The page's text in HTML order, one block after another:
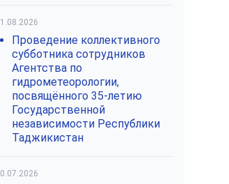
Проведение коллективного
субботника сотрудников
Агентства по
гидрометеорологии,
посвящённого 35-летию
Государственной
независимости Республики
Таджикистан